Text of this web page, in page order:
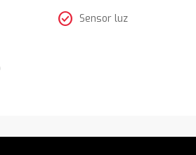
check_circle Sensor luz